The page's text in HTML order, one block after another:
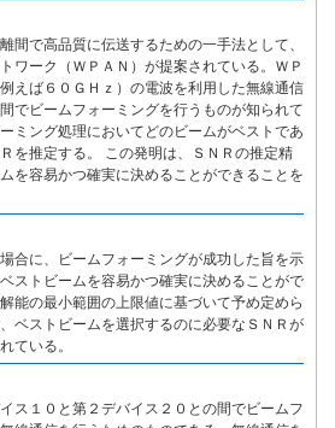
間で高品質に伝送するための一手法として、
ワーク（ＷＰＡＮ）が提案されている。ＷＰ
えば６０ＧＨｚ）の電波を利用した無線通信
でビームフォーミングを行うものが知られて
ミング処理においてどのビームがベストであ
を推定する。 この発明は、ＳＮＲの推定精
を容易かつ確実に決めることができることを
合に、ビームフォーミングが成功した旨を示
ストビームを容易かつ確実に決めることがで
能の最小範囲の上限値に基づいて予め定めら
ベストビームを選択するのに必要なＳＮＲが
ている。
ス１０と第２デバイス２０との間でビームフ